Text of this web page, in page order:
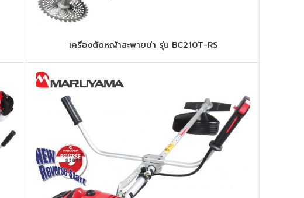
เครื่องตัดหญ้าสะพายบ่า รุ่น BC210T-RS